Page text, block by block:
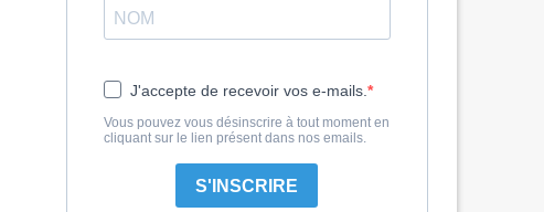
J'accepte de recevoir vos e-mails.
Vous pouvez vous désinscrire à tout moment en
cliquant sur le lien présent dans nos emails.
S'INSCRIRE